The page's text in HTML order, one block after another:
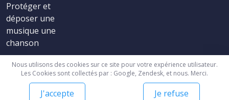
Protéger et
déposer une
musique une
chanson
Nous utilisons des cookies sur ce site pour votre expérience utilisateur.
Les Cookies sont collectés par : Google, Zendesk, et nous. Merci.
J'accepte Je refuse